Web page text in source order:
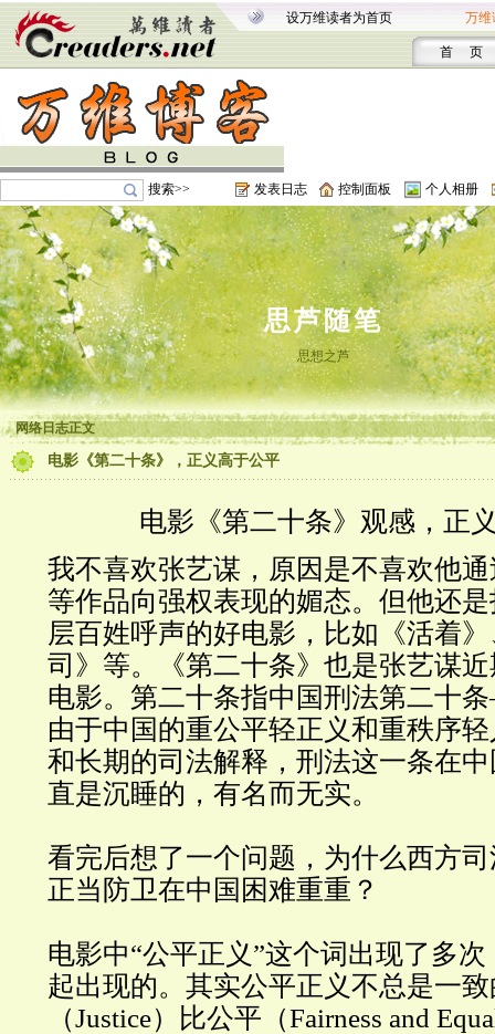
设万维读者为首页 万维
首 页
搜索>> 发表日志 控制面板 个人相册
思芦随笔
思想之芦
网络日志正文
电影《第二十条》，正义高于公平
电影《第二十条》观感，正
我不喜欢张艺谋，原因是不喜欢他
等作品向强权表现的媚态。但他还
层百姓呼声的好电影，比如《活着
司》等。《第二十条》也是张艺谋
电影。第二十条指中国刑法第二十
由于中国的重公平轻正义和重秩序
和长期的司法解释，刑法这一条在
直是沉睡的，有名而无实。
看完后想了一个问题，为什么西方
正当防卫在中国困难重重？
电影中“公平正义”这个词出现了多
起出现的。其实公平正义不总是一
（Justice）比公平（Fairness and